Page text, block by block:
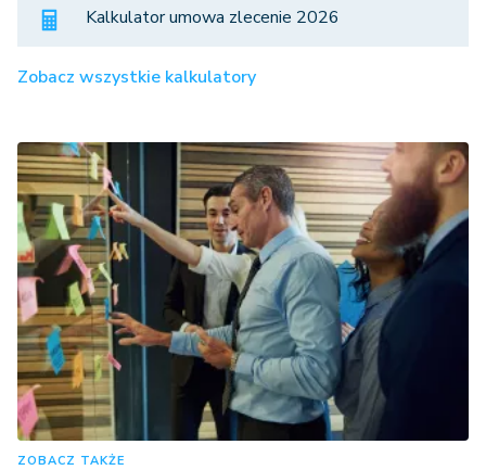
Kalkulator umowa zlecenie 2026
Zobacz wszystkie kalkulatory
ZOBACZ TAKŻE